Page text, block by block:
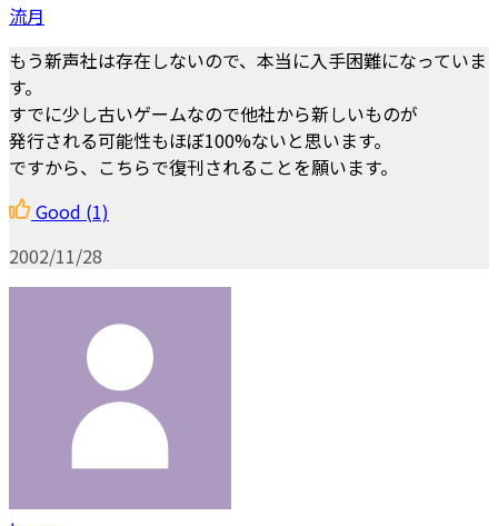
流月
もう新声社は存在しないので、本当に入手困難になっていま
す。
すでに少し古いゲームなので他社から新しいものが
発行される可能性もほぼ100%ないと思います。
ですから、こちらで復刊されることを願います。
Good (1)
2002/11/28